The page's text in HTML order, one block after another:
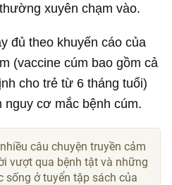
xuyên chạm vào.
đủ theo khuyến cáo của
(vaccine cúm bao gồm cả
cho trẻ từ 6 tháng tuổi)
nguy cơ mắc bệnh cúm.
câu chuyện truyền cảm
vượt qua bệnh tật và những
sống ở tuyển tập sách của